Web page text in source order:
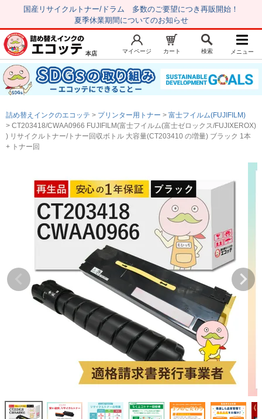
国産リサイクルトナー/ドラム 多数のご要望につき再販開始！
夏季休業期間についてのお知らせ
新規会員登録 マイページ
トップページ お気に入り
注文履歴 レビュー履歴
はじめての方へ
初心者用セット
キャノンインク
エプソンインク
詰め替えインク
互換インクボトル
互換インクカートリッジ
再生インクカートリッジ
ご利用ガイド
本店 マイページ カート 検索 メニュー
詰め替えインクのエコッテ プリンター用トナー
富士フイルム(FUJIFILM)
CT203418/CWAA0966 FUJIFILM(富士フイルム(富士ゼロックス/FUJIXEROX)
) リサイクルトナー/トナー回収ボトル 大容量(CT203410 の増量) ブラック 1本
+ トナー回